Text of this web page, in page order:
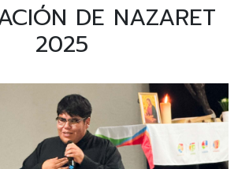
DE NAZARET
2025